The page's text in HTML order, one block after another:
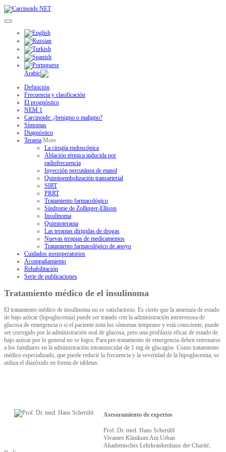
Definición
Frecuencia y clasificación
El prognóstico
NEM 1
Carcinoide: ¿benigno o maligno?
Síntomas
Diagnóstico
Terapia More
La cirugía endoscópica
Ablación térmica inducida por
radiofrecuencia
Inyección percutánea de etanol
Quimioembolización transarterial
SIRT
PRRT
Tratamiento farmacológico
Síndrome de Zollinger-Ellison
Insulinoma
Quimioterapia
Las terapias dirigidas de drogas
Nuevas terapias de medicamentos
Tratamiento farmacológico de apoyo
Cuidados postoperatorios
Acompañamiento
Rehabilitación
Serie de publicaciones
Tratamiento médico de el insulinoma
El tratamiento médico de insulinoma no es satisfactorio. Es cierto que la amenaza de estado
de bajo azúcar (hipoglucemia) puede ser tratado con la administración intravenosa de
glucosa de emergencia o si el paciente nota los síntomas temprano y está consciente, puede
ser corregido por la administración oral de glucosa, pero una profilaxis eficaz de estado de
bajo azúcar por lo general no se logra. Para pre-tratamiento de emergencia deben entrenarse
a los familiares en la administración intramuscular de 1 mg de glucagón. Como tratamiento
médico especializado, que puede reducir la frecuencia y la severidad de la hipoglucemia, se
utiliza el diazóxido en forma de tabletas.
Asesoramiento de expertos
Prof. Dr. med. Hans Scherübl
Vivantes Klinikum Am Urban
Akademisches Lehrkrankenhaus der Charité,